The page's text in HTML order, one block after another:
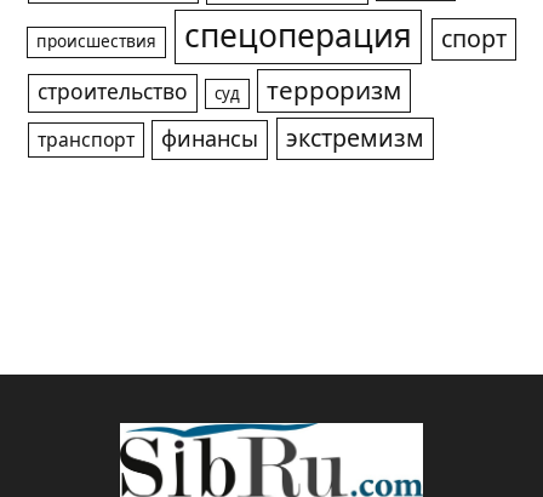
происшествия спецоперация спорт
строительство суд терроризм
транспорт финансы экстремизм